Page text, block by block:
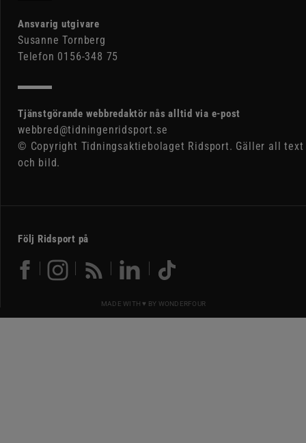
Ansvarig utgivare
Susanne Tornberg
Telefon 0156-348 75
Tjänstgörande webbredaktör nås alltid via e-post
webbred@tidningenridsport.se
© Copyright Tidningsaktiebolaget Ridsport. Gäller all text
och bild.
Följ Ridsport på
MADE WITH ♥ BY WONDERFOUR